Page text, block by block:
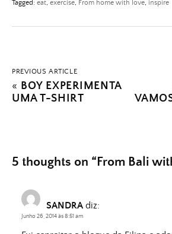
Tagged: eat, exercise, From home with love, inspire
PREVIOUS ARTICLE
« BOY EXPERIMENTA
UMA T-SHIRT
5 thoughts on “ From Bali
SANDRA diz:
Junho 26, 2014 às 8:51 am